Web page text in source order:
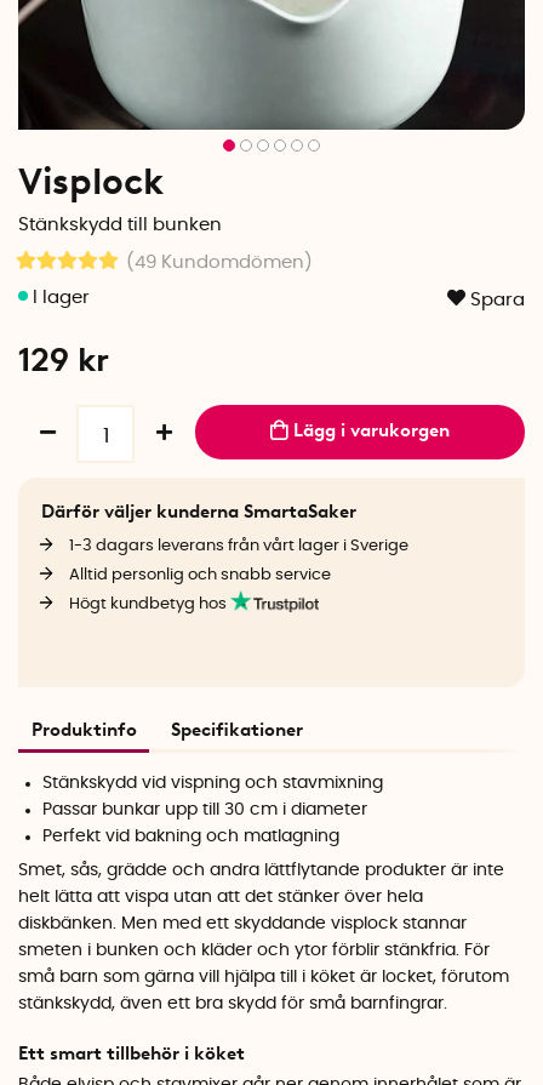
Visplock
Stänkskydd till bunken
(49 Kundomdömen )
Spara
129 kr
Lägg i varukorgen
Därför väljer kunderna SmartaSaker
1-3 dagars leverans från vårt lager i Sverige
Alltid personlig och snabb service
Högt kundbetyg hos
Produktinfo Specifikationer
Stänkskydd vid vispning och stavmixning
Passar bunkar upp till 30 cm i diameter
Perfekt vid bakning och matlagning
Smet, sås, grädde och andra lättflytande produkter är inte
helt lätta att vispa utan att det stänker över hela
diskbänken. Men med ett skyddande visplock stannar
smeten i bunken och kläder och ytor förblir stänkfria. För
små barn som gärna vill hjälpa till i köket är locket, förutom
stänkskydd, även ett bra skydd för små barnfingrar.
Ett smart tillbehör i köket